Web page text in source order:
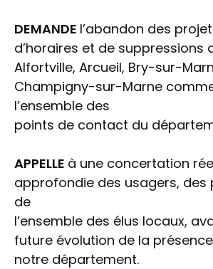
DEMANDE l’abandon des
d’horaires et de suppressions
Alfortville, Arcueil, Bry-sur-
Champigny-sur-Marne
l’ensemble des
points de contact du
APPELLE à une concertation
approfondie des usagers, des
de
l’ensemble des élus locaux,
future évolution de la
notre département.